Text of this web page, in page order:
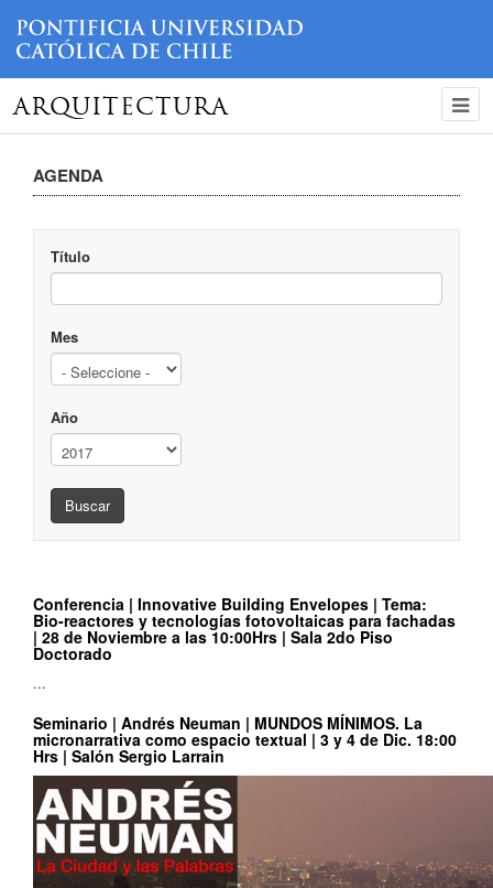
ARQUITECTURA
AGENDA
Título
Mes
Año
Buscar
Conferencia | Innovative Building Envelopes | Tema:
Bio-reactores y tecnologías fotovoltaicas para fachadas
| 28 de Noviembre a las 10:00Hrs | Sala 2do Piso
Doctorado
...
Seminario | Andrés Neuman | MUNDOS MÍNIMOS. La
micronarrativa como espacio textual | 3 y 4 de Dic. 18:00
Hrs | Salón Sergio Larrain